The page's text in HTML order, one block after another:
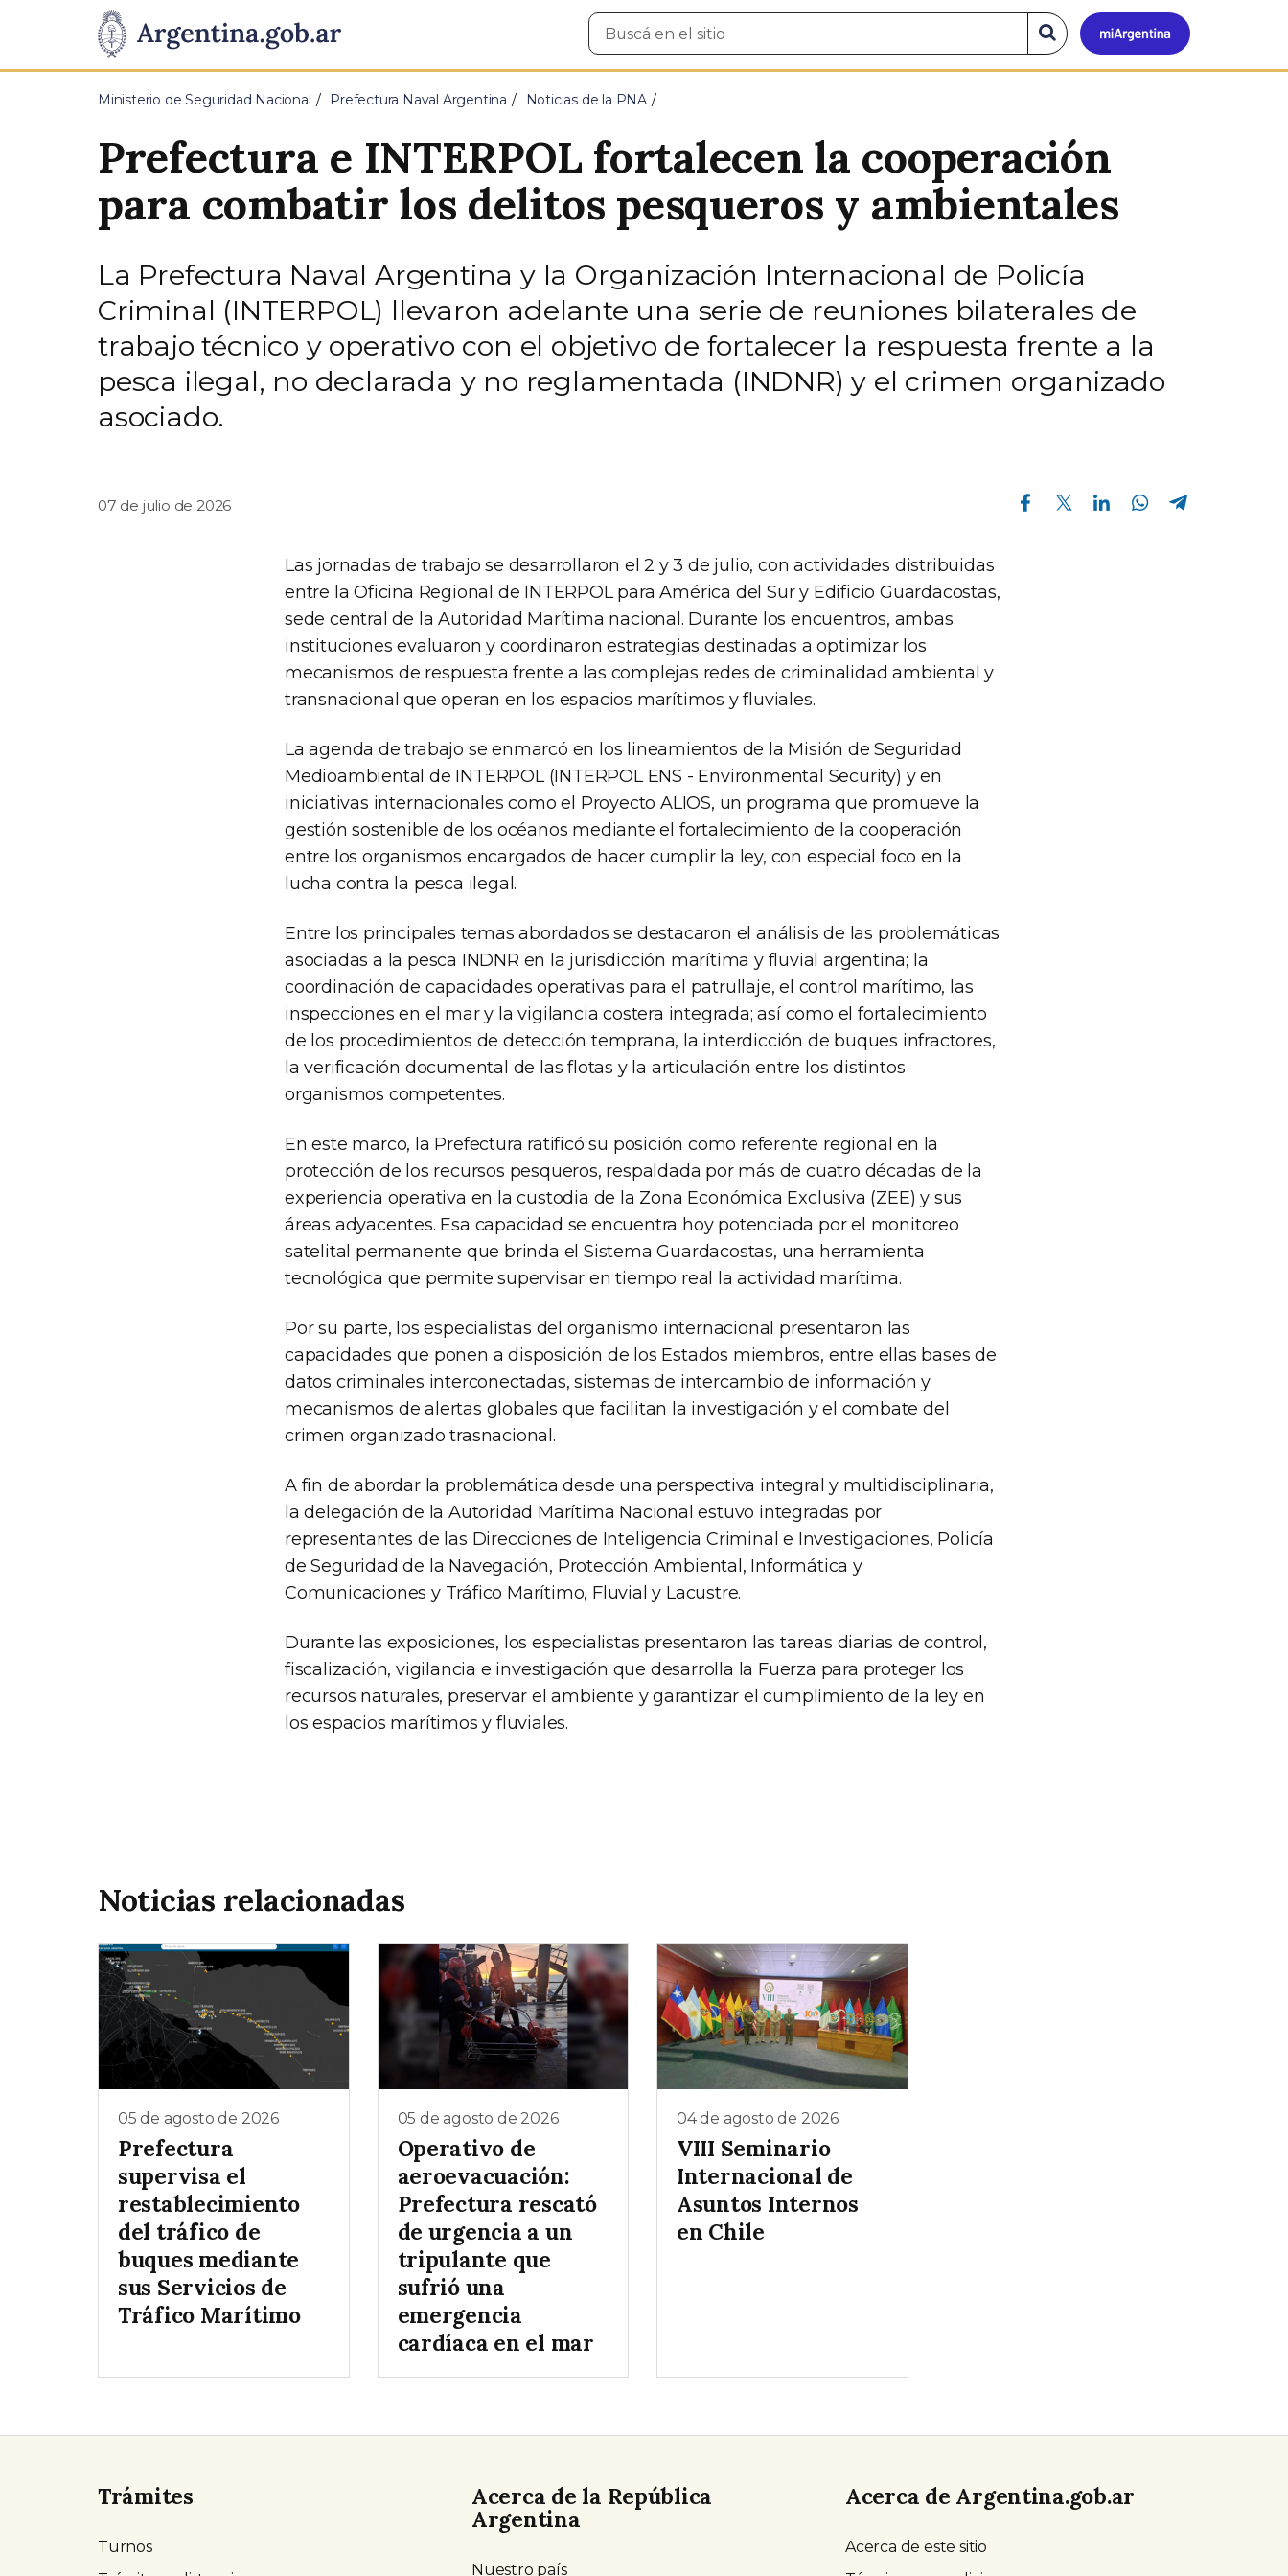
Presidencia
de
Pasar al contenido principal
Mi
Buscar
en
Buscar
en
el
Ministerio de Seguridad Nacional Prefectura Naval Argentina Noticias de la PNA
Prefectura e INTERPOL fortalecen la cooperación
para combatir los delitos pesqueros y ambientales
La Prefectura Naval Argentina y la Organización Internacional de Policía
Criminal (INTERPOL) llevaron adelante una serie de reuniones bilaterales de
trabajo técnico y operativo con el objetivo de fortalecer la respuesta frente a la
pesca ilegal, no declarada y no reglamentada (INDNR) y el crimen organizado
asociado.
07 de julio de 2026
Compartir en Facebook Compartir en Twitter Compartir en Linkedin Compartir en Whatsapp
Las jornadas de trabajo se desarrollaron el 2 y 3 de julio, con actividades distribuidas
entre la Oficina Regional de INTERPOL para América del Sur y Edificio Guardacostas,
sede central de la Autoridad Marítima nacional. Durante los encuentros, ambas
instituciones evaluaron y coordinaron estrategias destinadas a optimizar los
mecanismos de respuesta frente a las complejas redes de criminalidad ambiental y
transnacional que operan en los espacios marítimos y fluviales.
La agenda de trabajo se enmarcó en los lineamientos de la Misión de Seguridad
Medioambiental de INTERPOL (INTERPOL ENS - Environmental Security) y en
iniciativas internacionales como el Proyecto ALIOS, un programa que promueve la
gestión sostenible de los océanos mediante el fortalecimiento de la cooperación
entre los organismos encargados de hacer cumplir la ley, con especial foco en la
lucha contra la pesca ilegal.
Entre los principales temas abordados se destacaron el análisis de las problemáticas
asociadas a la pesca INDNR en la jurisdicción marítima y fluvial argentina; la
coordinación de capacidades operativas para el patrullaje, el control marítimo, las
inspecciones en el mar y la vigilancia costera integrada; así como el fortalecimiento
de los procedimientos de detección temprana, la interdicción de buques infractores,
la verificación documental de las flotas y la articulación entre los distintos
organismos competentes.
En este marco, la Prefectura ratificó su posición como referente regional en la
protección de los recursos pesqueros, respaldada por más de cuatro décadas de la
experiencia operativa en la custodia de la Zona Económica Exclusiva (ZEE) y sus
áreas adyacentes. Esa capacidad se encuentra hoy potenciada por el monitoreo
satelital permanente que brinda el Sistema Guardacostas, una herramienta
tecnológica que permite supervisar en tiempo real la actividad marítima.
Por su parte, los especialistas del organismo internacional presentaron las
capacidades que ponen a disposición de los Estados miembros, entre ellas bases de
datos criminales interconectadas, sistemas de intercambio de información y
mecanismos de alertas globales que facilitan la investigación y el combate del
crimen organizado trasnacional.
A fin de abordar la problemática desde una perspectiva integral y multidisciplinaria,
la delegación de la Autoridad Marítima Nacional estuvo integradas por
representantes de las Direcciones de Inteligencia Criminal e Investigaciones, Policía
de Seguridad de la Navegación, Protección Ambiental, Informática y
Comunicaciones y Tráfico Marítimo, Fluvial y Lacustre.
Durante las exposiciones, los especialistas presentaron las tareas diarias de control,
fiscalización, vigilancia e investigación que desarrolla la Fuerza para proteger los
recursos naturales, preservar el ambiente y garantizar el cumplimiento de la ley en
los espacios marítimos y fluviales.
Noticias relacionadas
05 de agosto de 2026
Prefectura
supervisa el
restablecimiento
del tráfico de
buques mediante
sus Servicios de
Tráfico Marítimo
05 de agosto de 2026
Operativo de
aeroevacuación:
Prefectura rescató
de urgencia a un
tripulante que
sufrió una
emergencia
cardíaca en el mar
04 de agosto de 2026
VIII Seminario
Internacional de
Asuntos Internos
en Chile
Trámites
Turnos
Acerca de la República
Argentina
Nuestro país
Acerca de Argentina.gob.ar
Acerca de este sitio